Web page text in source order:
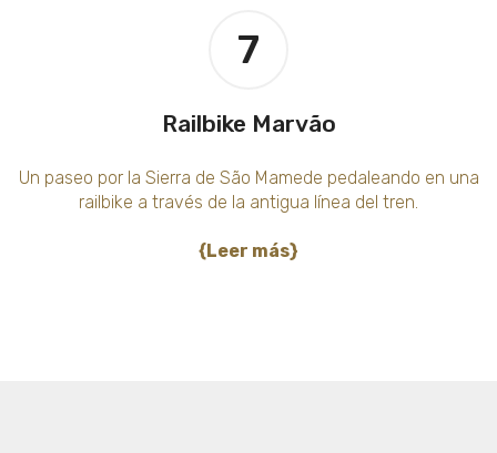
7
Railbike Marvão
Un paseo por la Sierra de São Mamede pedaleando en una
railbike a través de la antigua línea del tren.
{Leer más}